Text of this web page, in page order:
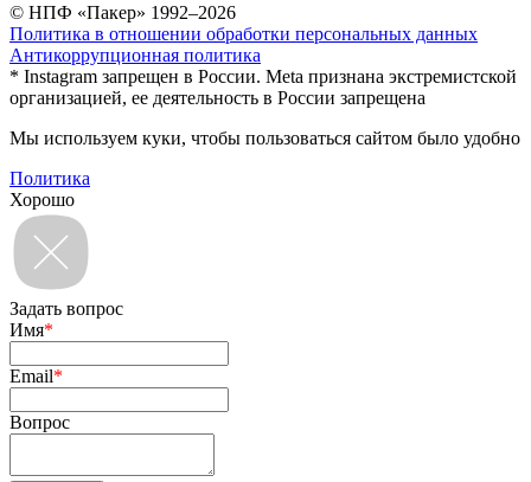
© НПФ «Пакер» 1992–2026
Политика в отношении обработки персональных данных
Антикоррупционная политика
* Instagram запрещен в России. Meta признана экстремистской
организацией, ее деятельность в России запрещена
Мы используем куки, чтобы пользоваться сайтом было удобно
Политика
Хорошо
Задать вопрос
Имя*
Email*
Вопрос